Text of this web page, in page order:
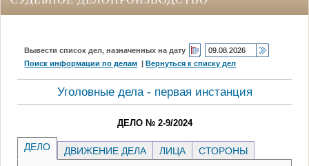
Вывести список дел, назначенных на дату
Поиск информации по делам |Вернуться к списку дел
Уголовные дела - первая инстанция
ДЕЛО № 2-9/2024
ДЕЛО ДВИЖЕНИЕ ДЕЛА ЛИЦА СТОРОНЫ